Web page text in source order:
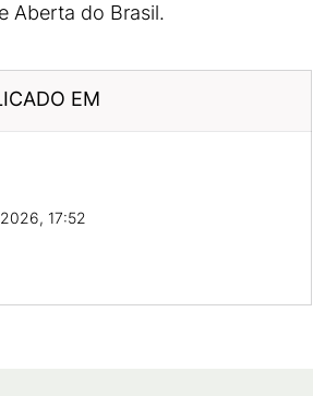
Aberta do Brasil.
EM
17:52